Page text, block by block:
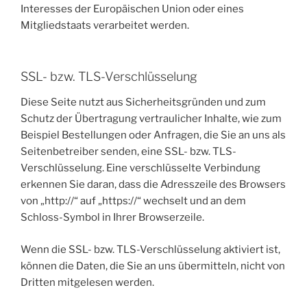
Interesses der Europäischen Union oder eines
Mitgliedstaats verarbeitet werden.
SSL- bzw. TLS-Verschlüsselung
Diese Seite nutzt aus Sicherheitsgründen und zum
Schutz der Übertragung vertraulicher Inhalte, wie zum
Beispiel Bestellungen oder Anfragen, die Sie an uns als
Seitenbetreiber senden, eine SSL- bzw. TLS-
Verschlüsselung. Eine verschlüsselte Verbindung
erkennen Sie daran, dass die Adresszeile des Browsers
von „http://“ auf „https://“ wechselt und an dem
Schloss-Symbol in Ihrer Browserzeile.
Wenn die SSL- bzw. TLS-Verschlüsselung aktiviert ist,
können die Daten, die Sie an uns übermitteln, nicht von
Dritten mitgelesen werden.